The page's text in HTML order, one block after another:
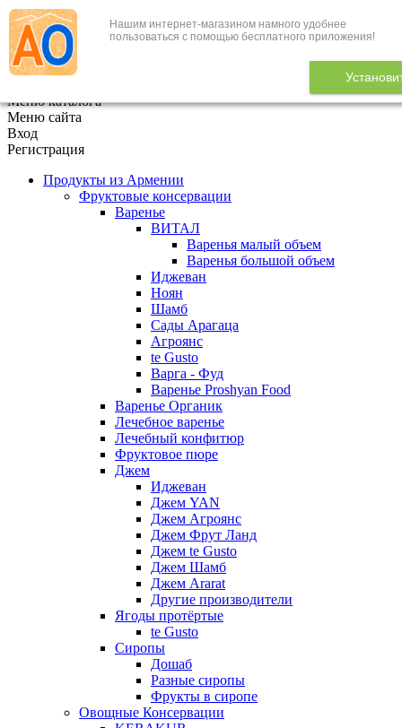
Нашим интернет-магазином намного удобнее
пользоваться с помощью бесплатного приложения!
+7 (495) 646-888-1
В корзине 0
Меню каталога
Меню сайта
Вход
Регистрация
Продукты из Армении
Фруктовые консервации
Варенье
ВИТАЛ
Варенья малый объем
Варенья большой объем
Иджеван
Ноян
Шамб
Сады Арагаца
Агроянс
te Gusto
Варга - Фуд
Варенье Proshyan Food
Варенье Органик
Лечебное варенье
Лечебный конфитюр
Фруктовое пюре
Джем
Иджеван
Джем YAN
Джем Агроянс
Джем Фрут Ланд
Джем te Gusto
Джем Шамб
Джем Ararat
Другие производители
Ягоды протёртые
te Gusto
Сиропы
Дошаб
Разные сиропы
Фрукты в сиропе
Овощные Консервации